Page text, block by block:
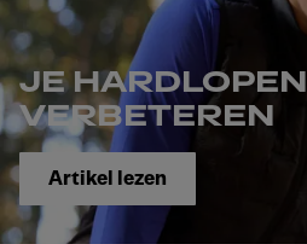
JE HARDLOPEN
VERBETEREN
Artikel lezen